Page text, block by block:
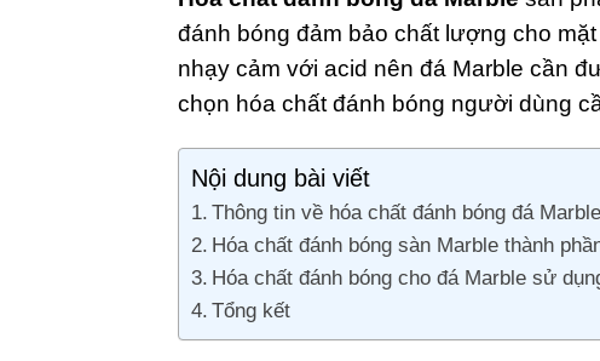
đánh bóng đảm bảo chất lượng cho
nhạy cảm với acid nên đá Marble cần
chọn hóa chất đánh bóng người dùng
Nội dung bài viết
Thông tin về hóa chất đánh bóng đá Marble
Hóa chất đánh bóng sàn Marble thành
Hóa chất đánh bóng cho đá Marble sử
Tổng kết